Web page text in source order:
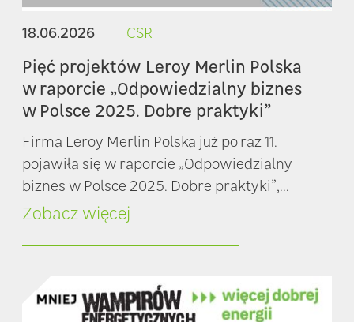
18.06.2026 CSR
Pięć projektów Leroy Merlin Polska
w raporcie „Odpowiedzialny biznes
w Polsce 2025. Dobre praktyki”
Firma Leroy Merlin Polska już po raz 11.
pojawiła się w raporcie „Odpowiedzialny
biznes w Polsce 2025. Dobre praktyki”,...
Zobacz więcej